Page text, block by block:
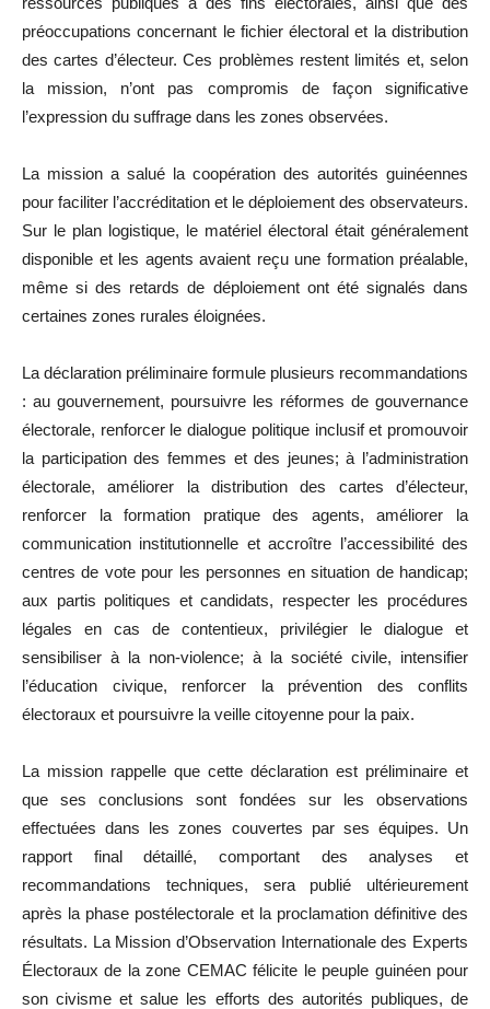
préoccupations concernant le fichier électoral et la distribution
des cartes d’électeur. Ces problèmes restent limités et, selon
la mission, n’ont pas compromis de façon significative
l’expression du suffrage dans les zones observées.
La mission a salué la coopération des autorités guinéennes
pour faciliter l’accréditation et le déploiement des observateurs.
Sur le plan logistique, le matériel électoral était généralement
disponible et les agents avaient reçu une formation préalable,
même si des retards de déploiement ont été signalés dans
certaines zones rurales éloignées.
La déclaration préliminaire formule plusieurs recommandations
: au gouvernement, poursuivre les réformes de gouvernance
électorale, renforcer le dialogue politique inclusif et promouvoir
la participation des femmes et des jeunes; à l’administration
électorale, améliorer la distribution des cartes d’électeur,
renforcer la formation pratique des agents, améliorer la
communication institutionnelle et accroître l’accessibilité des
centres de vote pour les personnes en situation de handicap;
aux partis politiques et candidats, respecter les procédures
légales en cas de contentieux, privilégier le dialogue et
sensibiliser à la non-violence; à la société civile, intensifier
l’éducation civique, renforcer la prévention des conflits
électoraux et poursuivre la veille citoyenne pour la paix.
La mission rappelle que cette déclaration est préliminaire et
que ses conclusions sont fondées sur les observations
effectuées dans les zones couvertes par ses équipes. Un
rapport final détaillé, comportant des analyses et
recommandations techniques, sera publié ultérieurement
après la phase postélectorale et la proclamation définitive des
résultats. La Mission d’Observation Internationale des Experts
Électoraux de la zone CEMAC félicite le peuple guinéen pour
son civisme et salue les efforts des autorités publiques, de